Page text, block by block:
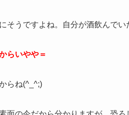
そうですよね。自分が酒飲んで
らいやや＝
らね(^_^;)